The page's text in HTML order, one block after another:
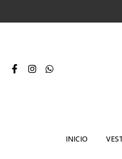
INICIO